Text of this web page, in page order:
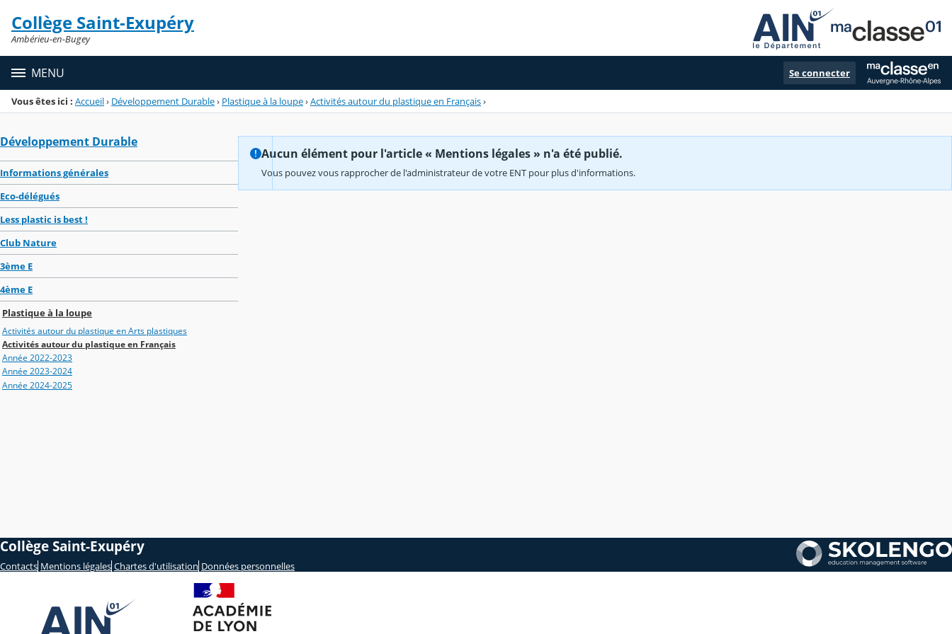
Menu de la rubrique
Contenu
Collège Saint-Exupéry
Ambérieu-en-Bugey
MENU Se connecter
Vous êtes ici : Accueil› Développement Durable› Plastique à la loupe›Activités autour du plastique en Français›
Développement Durable
Informations générales
Eco-délégués
Less plastic is best !
Club Nature
3ème E
4ème E
Plastique à la loupe
Activités autour du plastique en Arts plastiques
Activités autour du plastique en Français
Année 2022-2023
Année 2023-2024
Année 2024-2025
Aucun élément pour l'article « Mentions légales » n'a été publié.
Vous pouvez vous rapprocher de l'administrateur de votre ENT pour plus d'informations.
Collège Saint-Exupéry
Contacts Mentions légales Chartes d'utilisation Données personnelles